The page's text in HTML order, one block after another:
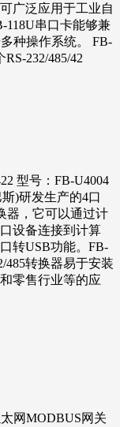
广泛应用于工业自
118U串口卡能够兼
种操作系统。 FB-
232/485/42
型号：FB-U4004
)研发生产的4口
器，它可以通过计
设备连接到计算
转USB功能。FB-
485转换器易于安装
零售行业等的应
网MODBUS网关